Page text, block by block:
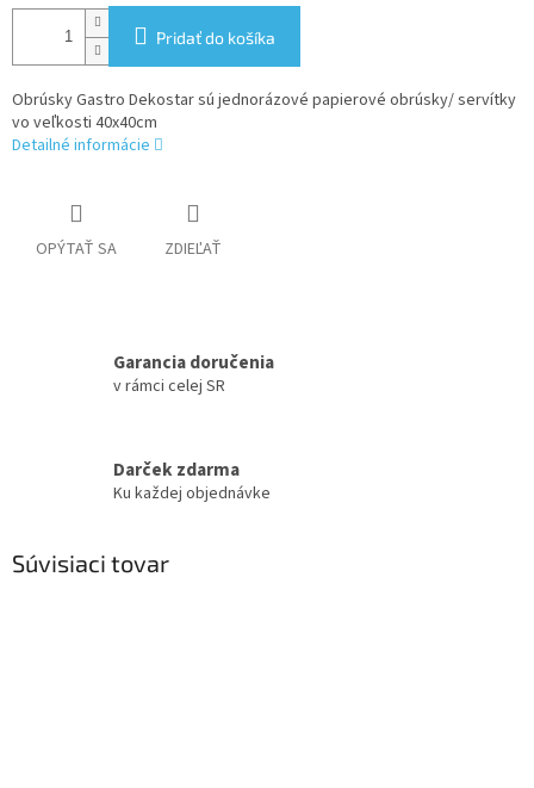
Pridať do košíka
Obrúsky Gastro Dekostar sú jednorázové papierové obrúsky/ servítky
vo veľkosti 40x40cm
Detailné informácie
OPÝTAŤ SA ZDIEĽAŤ
Garancia doručenia
v rámci celej SR
Darček zdarma
Ku každej objednávke
Súvisiaci tovar